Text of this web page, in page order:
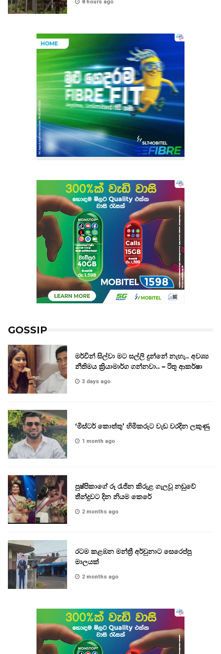
8 hours ago
GOSSIP
මර්වින් සිල්වා මට සල්ලි දුන්නේ නැහැ.. අවශ්‍ය
නීතිමය ක්‍රියාමාර්ග ගන්නවා.. – රිතූ ආකර්ෂා
3 days ago
‘මිස්ටර් කොත්තු’ හිමිකරුට වැඩ වරදින ලකුණු
1 month ago
පුෂ්පිකාගේ රූ රැජින කිරුළ ගැලවූ නඩුවේ
තීන්දුවට දින නියම කෙරේ
2 months ago
රටම කළඹන මන්ත්‍රී අර්චුනාට සෙරෙප්පු
මාලයක්
2 months ago